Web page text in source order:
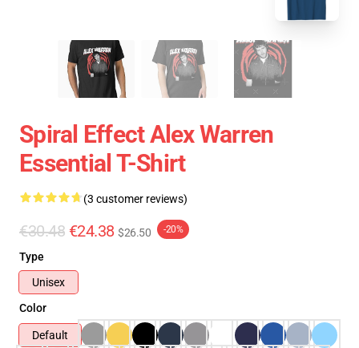
Spiral Effect Alex Warren
Essential T-Shirt
(3 customer reviews)
€30.48 €24.38 $26.50 -20%
Type
Unisex
Color
Default